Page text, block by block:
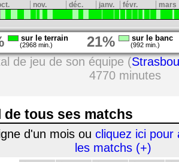
nov. déc. janv. févr. mars
sur le terrain
(2968 min.) 21% sur le banc
(992 min.)
de jeu de son équipe (
4770 minutes
de tous ses matchs
d'un mois ou cliquez ici pour
les matchs (+)